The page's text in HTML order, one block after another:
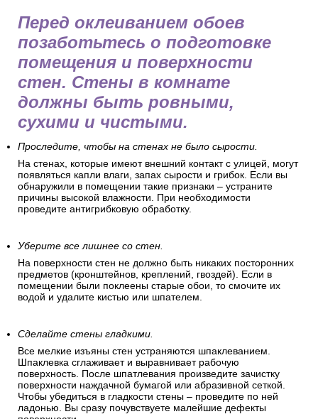
упрощенной системе налогооблажения и НЕ выделяем
НДС.
Как подготовить стены перед
поклейкой обоев
Перед оклеиванием обоев
позаботьтесь о подготовке
помещения и поверхности
стен. Стены в комнате
должны быть ровными,
сухими и чистыми.
Проследите, чтобы на стенах не было сырости.
На стенах, которые имеют внешний контакт с улицей, могут
появляться капли влаги, запах сырости и грибок. Если вы
обнаружили в помещении такие признаки – устраните
Уберите все лишнее со стен.
На поверхности стен не должно быть никаких посторонних
предметов (кронштейнов, креплений, гвоздей). Если в
помещении были поклеены старые обои, то смочите их
водой и удалите кистью или шпателем.